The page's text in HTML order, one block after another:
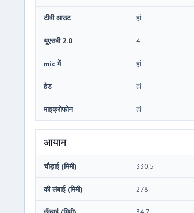
टीवी आउट हां
यूएसबी 2.0 4
mic में हां
हेड हां
माइक्रोफोन हां
आयाम
चौड़ाई (मिमी) 330.5
की लंबाई (मिमी) 278